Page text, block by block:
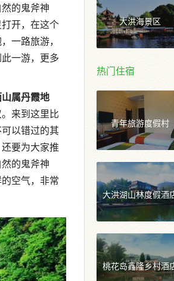
的鬼斧神
开，在这个
一路旅游，
一游，更多
属丹霞地
来到这里比
以错过的其
要为大家推
的鬼斧神
空气，非常
大洪海景区
热门住宿
青年旅游度假村
大洪湖山林度假酒
桃花岛鑫隆乡村酒